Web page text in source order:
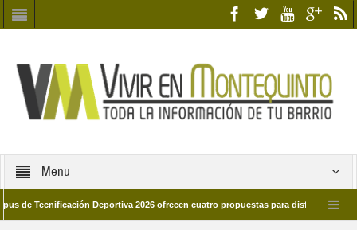
Menu
Deportiva 2026 ofrecen cuatro propuestas para disfrutar del deporte